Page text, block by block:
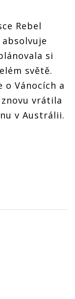
Rebel
si
světě.
o Vánocích a
vrátila
v Austrálii.